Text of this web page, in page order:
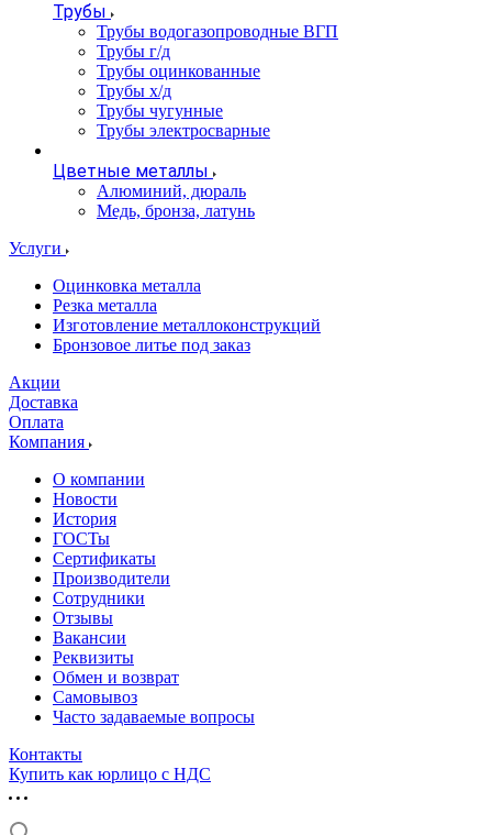
Трубы
Трубы водогазопроводные ВГП
Трубы г/д
Трубы оцинкованные
Трубы х/д
Трубы чугунные
Трубы электросварные
Цветные металлы
Алюминий, дюраль
Медь, бронза, латунь
Услуги
Оцинковка металла
Резка металла
Изготовление металлоконструкций
Бронзовое литье под заказ
Акции
Доставка
Оплата
Компания
О компании
Новости
История
ГОСТы
Сертификаты
Производители
Сотрудники
Отзывы
Вакансии
Реквизиты
Обмен и возврат
Самовывоз
Часто задаваемые вопросы
Контакты
Купить как юрлицо с НДС